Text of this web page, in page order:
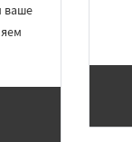
ваше